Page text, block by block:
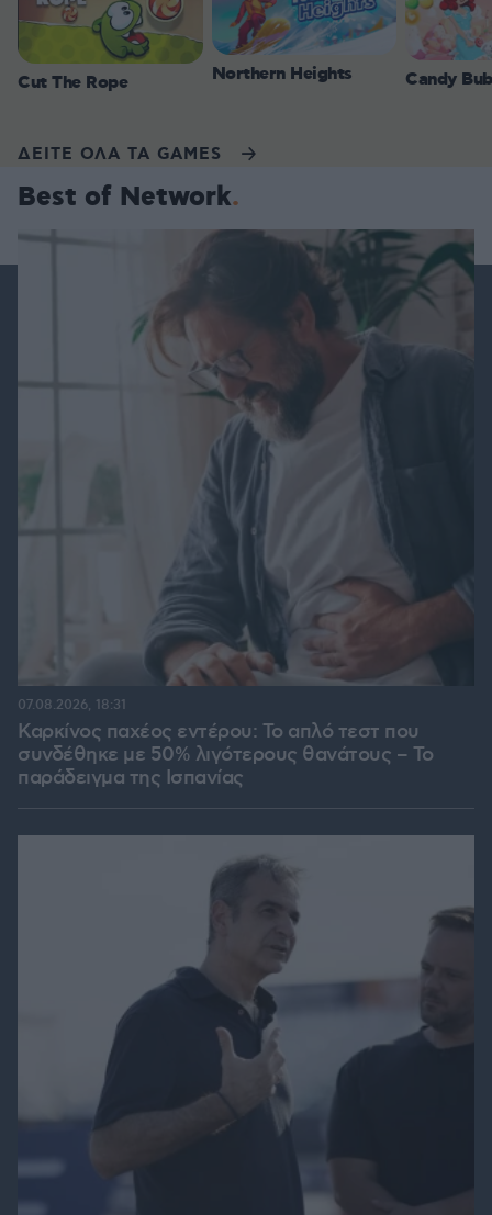
Cut The Rope Northern Heights Candy
ΔΕΙΤΕ ΟΛΑ ΤΑ GAMES
Best of Network
Καρκίνος παχέος εντέρου: Το απλό τεστ που
συνδέθηκε με 50% λιγότερους θανάτους – Το
παράδειγμα της Ισπανίας
07.08.2026, 18:31